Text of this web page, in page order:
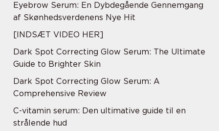
Eyebrow Serum: En Dybdegående Gennemgang
af Skønhedsverdenens Nye Hit
[INDSÆT VIDEO HER]
Dark Spot Correcting Glow Serum: The Ultimate
Guide to Brighter Skin
Dark Spot Correcting Glow Serum: A
Comprehensive Review
C-vitamin serum: Den ultimative guide til en
strålende hud